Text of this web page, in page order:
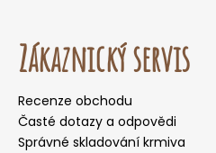
Zákaznický servis
Recenze obchodu
Časté dotazy a odpovědi
Správné skladování krmiva